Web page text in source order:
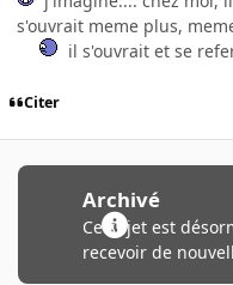
s'ouvrait meme plus,
il s'ouvrait et se
Citer
Archivé
Ce sujet est
recevoir de